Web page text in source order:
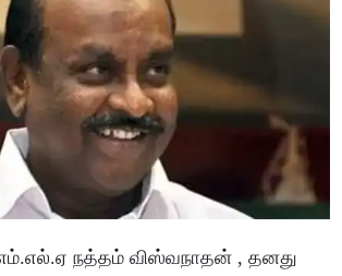
நத்தம் விஸ்வநாதன் , தனது